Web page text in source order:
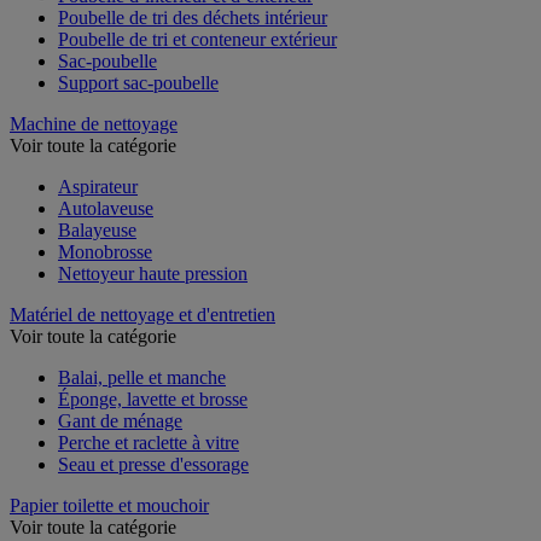
Poubelle d’intérieur et d’extérieur
Poubelle de tri des déchets intérieur
Poubelle de tri et conteneur extérieur
Sac-poubelle
Machine de nettoyage
Aspirateur
Autolaveuse
Balayeuse
Monobrosse
Matériel de nettoyage et d'entretien
Balai, pelle et manche
Éponge, lavette et brosse
Gant de ménage
Perche et raclette à vitre
Papier toilette et mouchoir